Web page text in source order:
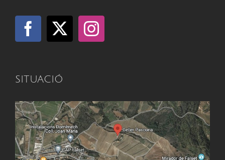
SITUACIÓ